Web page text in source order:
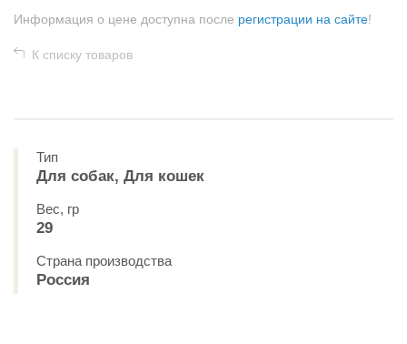
Информация о цене доступна после регистрации на сайте!
К списку товаров
Тип
Для собак, Для кошек
Вес, гр
29
Страна производства
Россия